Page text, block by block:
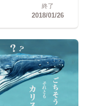
終了
2018/01/26